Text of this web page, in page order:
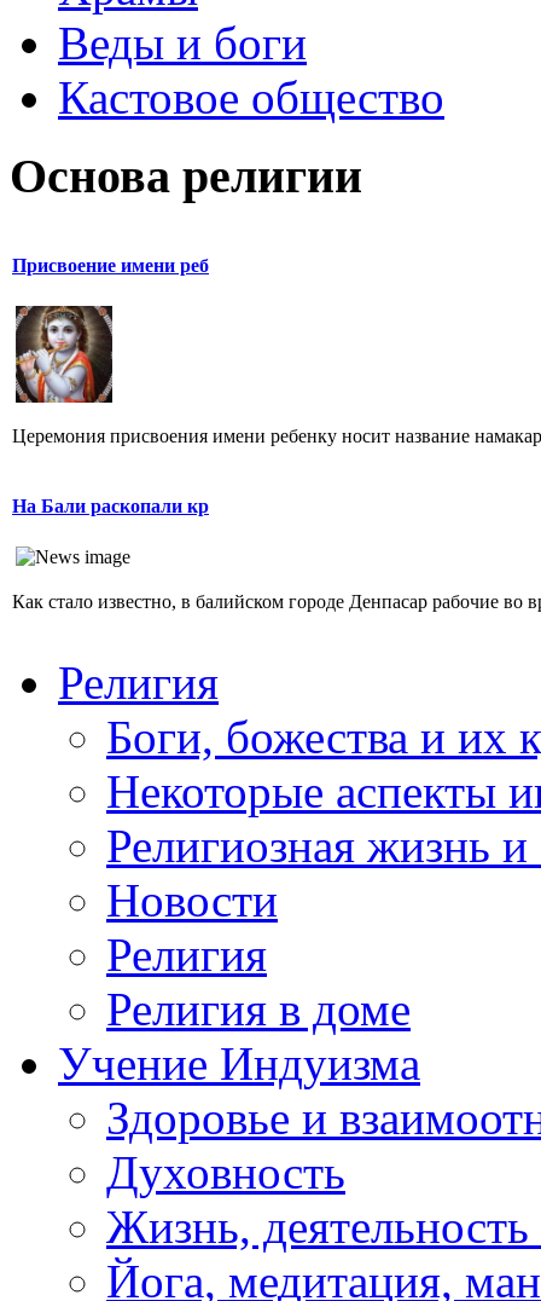
Веды и боги
Кастовое общество
Основа религии
Присвоение имени реб
Церемония присвоения имени ребенку носит название
На Бали раскопали кр
Как стало известно, в балийском городе Денпасар рабочие
Религия
Боги, божества и их
Некоторые аспекты
Религиозная жизнь
Новости
Религия
Религия в доме
Учение Индуизма
Здоровье и
Духовность
Жизнь, деятельность
Йога, медитация,